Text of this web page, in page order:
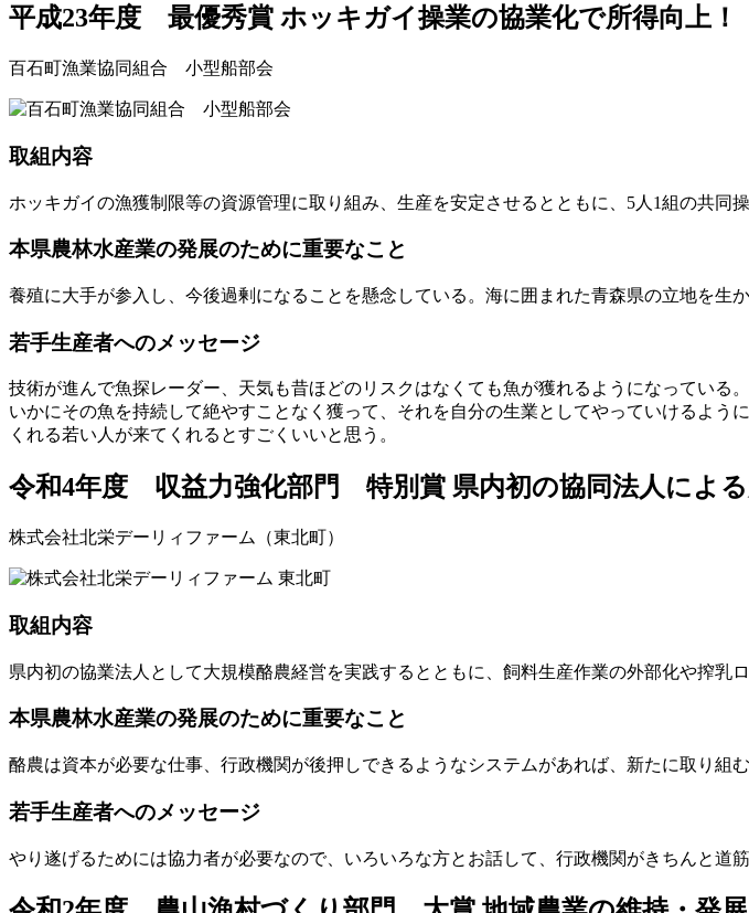
平成23年度 最優秀賞 ホッキガイ操業の協業化で所得向上！
百石町漁業協同組合 小型船部会
取組内容
ホッキガイの漁獲制限等の資源管理に取り組み、生産を安定させるとともに、5人1組の共同
本県農林水産業の発展のために重要なこと
養殖に大手が参入し、今後過剰になることを懸念している。海に囲まれた青森県の立地を生
若手生産者へのメッセージ
技術が進んで魚探レーダー、天気も昔ほどのリスクはなくても魚が獲れるようになっている。
いかにその魚を持続して絶やすことなく獲って、それを自分の生業としてやっていけるよ
くれる若い人が来てくれるとすごくいいと思う。
令和4年度 収益力強化部門 特別賞 県内初の協同法人によ
株式会社北栄デーリィファーム（東北町）
取組内容
県内初の協業法人として大規模酪農経営を実践するとともに、飼料生産作業の外部化や搾乳
本県農林水産業の発展のために重要なこと
酪農は資本が必要な仕事、行政機関が後押しできるようなシステムがあれば、新たに取り組
若手生産者へのメッセージ
やり遂げるためには協力者が必要なので、いろいろな方とお話して、行政機関がきちんと道